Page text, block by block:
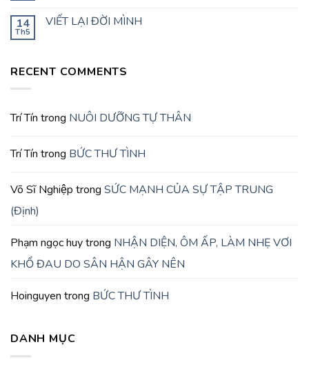
14
Th5
VIẾT LẠI ĐỜI MÌNH
RECENT COMMENTS
Trí Tín trong NUÔI DƯỠNG TỰ THÂN
Trí Tín trong BỨC THƯ TÌNH
Võ Sĩ Nghiệp trong SỨC MẠNH CỦA SỰ TẬP TRUNG
(Định)
Phạm ngọc huytrong NHẬN DIỆN, ÔM ẤP, LÀM NHẸ VƠI
KHỔ ĐAU DO SÂN HẬN GÂY NÊN
Hoinguyen trong BỨC THƯ TÌNH
DANH MỤC